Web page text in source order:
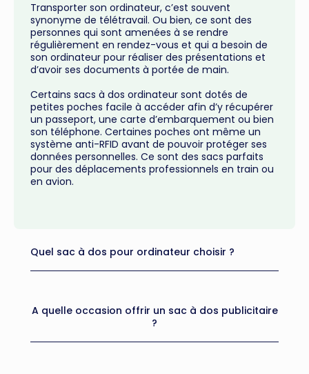
Transporter son ordinateur, c’est souvent
synonyme de télétravail. Ou bien, ce sont des
personnes qui sont amenées à se rendre
régulièrement en rendez-vous et qui a besoin de
son ordinateur pour réaliser des présentations et
d’avoir ses documents à portée de main.
Certains sacs à dos ordinateur sont dotés de
petites poches facile à accéder afin d’y récupérer
un passeport, une carte d’embarquement ou bien
son téléphone. Certaines poches ont même un
système anti-RFID avant de pouvoir protéger ses
données personnelles. Ce sont des sacs parfaits
pour des déplacements professionnels en train ou
en avion.
Quel sac à dos pour ordinateur choisir ?
A quelle occasion offrir un sac à dos publicitaire
?